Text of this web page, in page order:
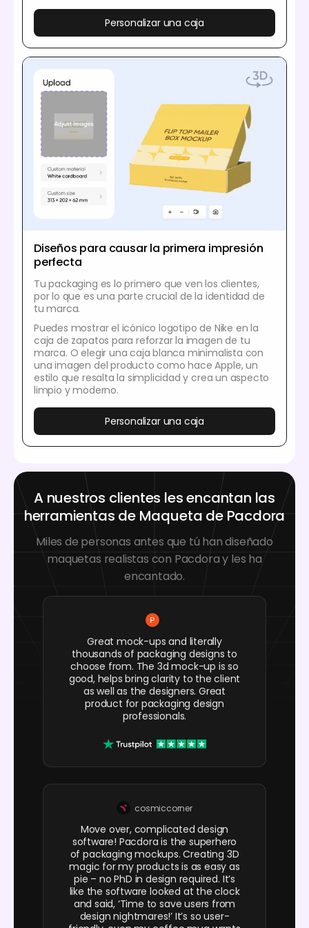
Personalizar una caja
Diseños para causar la primera impresión
perfecta
Tu packaging es lo primero que ven los clientes,
por lo que es una parte crucial de la identidad de
tu marca.
Puedes mostrar el icónico logotipo de Nike en la
caja de zapatos para reforzar la imagen de tu
marca. O elegir una caja blanca minimalista con
una imagen del producto como hace Apple, un
estilo que resalta la simplicidad y crea un aspecto
limpio y moderno.
Personalizar una caja
A nuestros clientes les encantan las
herramientas de Maqueta de Pacdora
Miles de personas antes que tú han diseñado
maquetas realistas con Pacdora y les ha
encantado.
Great mock-ups and literally
thousands of packaging designs to
choose from. The 3d mock-up is so
good, helps bring clarity to the client
as well as the designers. Great
product for packaging design
professionals.
cosmiccorner
Move over, complicated design
software! Pacdora is the superhero
of packaging mockups. Creating 3D
magic for my products is as easy as
pie – no PhD in design required. It’s
like the software looked at the clock
and said, ‘Time to save users from
design nightmares!’ It’s so user-